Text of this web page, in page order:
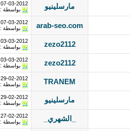
مارسلينيو 07-03-2012
بواسطة :
arab-seo.com
07-03-2012
بواسطة :
zezo2112
03-03-2012
بواسطة :
zezo2112
03-03-2012
بواسطة :
TRANEM
29-02-2012
بواسطة :
مارسلينيو 29-02-2012
بواسطة :
_الشهري_ 27-02-2012
بواسطة :